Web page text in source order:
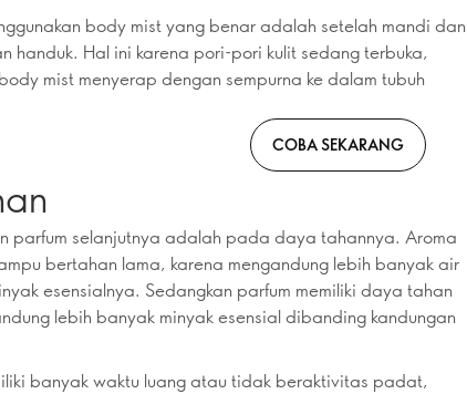
body mist yang benar adalah setelah mandi dan
handuk. Hal ini karena pori-pori kulit sedang terbuka,
mist menyerap dengan sempurna ke dalam tubuh
COBA SEKARANG
parfum selanjutnya adalah pada daya tahannya. Aroma
bertahan lama, karena mengandung lebih banyak air
esensialnya. Sedangkan parfum memiliki daya tahan
lebih banyak minyak esensial dibanding kandungan
banyak waktu luang atau tidak beraktivitas padat,